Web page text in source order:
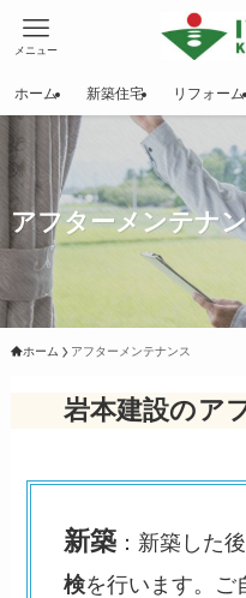
メニュー
ホーム 新築住宅 リフォーム
アフターメンテナ
ホーム アフターメンテナンス
岩本建設のア
新築 ：新築した後
検を行います。ご